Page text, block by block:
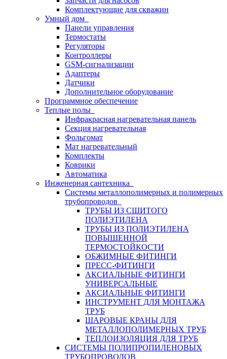
Комплектующие для скважин
Умный дом
Панели управления
Термостаты
Регуляторы
Контроллеры
GSM-сигнализации
Адаптеры
Датчики
Дополнительное оборудование
Программное обеспечение
Теплые полы
Инфракрасная нагревательная панель
Секция нагревательная
Фольгомат
Мат нагревательный
Комплекты
Коврики
Автоматика
Инженерная сантехника
Системы металлополимерных и полимерных
трубопроводов
ТРУБЫ ИЗ СШИТОГО
ПОЛИЭТИЛЕНА
ТРУБЫ ИЗ ПОЛИЭТИЛЕНА
ПОВЫШЕННОЙ
ТЕРМОСТОЙКОСТИ
ОБЖИМНЫЕ ФИТИНГИ
ПРЕСС-ФИТИНГИ
АКСИАЛЬНЫЕ ФИТИНГИ
УНИВЕРСАЛЬНЫЕ
АКСИАЛЬНЫЕ ФИТИНГИ
ИНСТРУМЕНТ ДЛЯ МОНТАЖА
ТРУБ
ШАРОВЫЕ КРАНЫ ДЛЯ
МЕТАЛЛОПОЛИМЕРНЫХ ТРУБ
ТЕПЛОИЗОЛЯЦИЯ ДЛЯ ТРУБ
СИСТЕМЫ ПОЛИПРОПИЛЕНОВЫХ
ТРУБОПРОВОДОВ